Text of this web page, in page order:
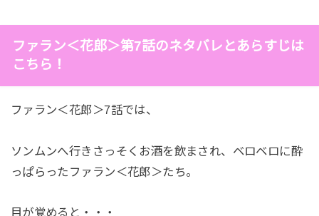
ファラン＜花郎＞第7話のネタバレとあらすじは
こちら！
ファラン＜花郎＞7話では、
ソンムンへ行きさっそくお酒を飲まされ、ベロベロに酔
っぱらったファラン＜花郎＞たち。
目が覚めると・・・